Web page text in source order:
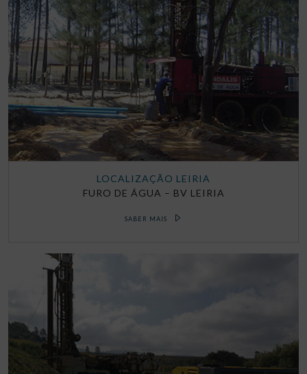
LOCALIZAÇÃO LEIRIA
FURO DE ÁGUA – BV LEIRIA
SABER MAIS